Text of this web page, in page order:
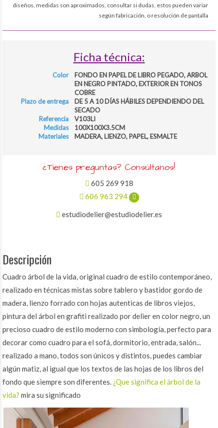
diseños, medidas son aproximados, consultar si dudas, estos pueden variar
según fabricación, o resolución de pantalla
Ficha técnica:
Color
FONDO EN PAPEL DE LIBRO PEGADO, ARBOL
EN NEGRO PINTADO, EXTERIOR EN TONOS
COBRE
Plazo de entrega
DE 5 A 10 DÍAS HÁBILES DEPENDIENDO DEL
SECADO
Referencia
V103LI
Medidas
100X100X3.5CM
Materiales
MADERA, LIENZO, PAPEL, ESMALTE
¿Tienes preguntas? Consúltanos!
605 269 918
606 963 294
estudiodelier@estudiodelier.es
Descripción
Cuadro árbol de la vida, original cuadro de estilo contemporáneo,
realizado en técnicas mistas sobre tablero y bastidor gordo de
madera, lienzo forrado con hojas autenticas de libros viejos,
pintura del árbol en grafiti realizado por delier en color negro, un
precioso cuadro de estilo moderno con simbología, perfecto para
decorar como cuadro para el sofá, dormitorio, entrada, salón...
realizado a mano, todos son únicos y distintos, puedes cambiar
algún matiz, al igual que los textos de las hojas de los libros del
fondo que siempre son diferentes. ¿Que significa el árbol de la
vida? mira su significado